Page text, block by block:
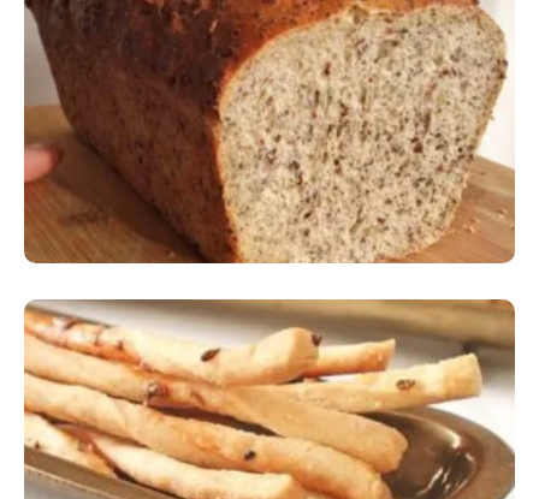
Comer Bem: Pão Low Carb
Comer Bem: Palitinhos De Cebola E Salsa